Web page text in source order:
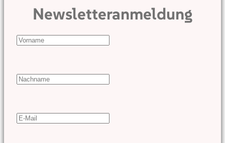
Newsletteranmeldung